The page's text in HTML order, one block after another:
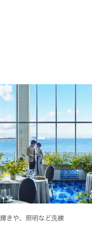
きや、照明など洗練